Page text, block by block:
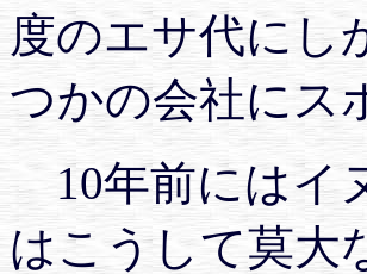
度のエサ代にし
つかの会社にス
10年前にはイ
はこうして莫大